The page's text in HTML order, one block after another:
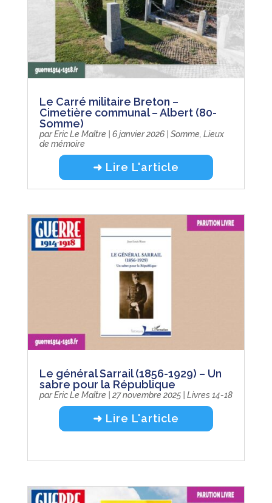
Le Carré militaire Breton –
Cimetière communal – Albert (80-
Somme)
parEric Le Maître 6 janvier 2026| Somme Lieux
de mémoire
➜ Lire L'article
Le général Sarrail (1856-1929) – Un
sabre pour la République
parEric Le Maître | 27 novembre 2025| Livres 14-18
➜ Lire L'article